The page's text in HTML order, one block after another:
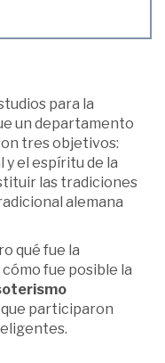
para la
un departamento
tres objetivos:
el espíritu de la
las tradiciones
alemana
qué fue la
fue posible la
participaron